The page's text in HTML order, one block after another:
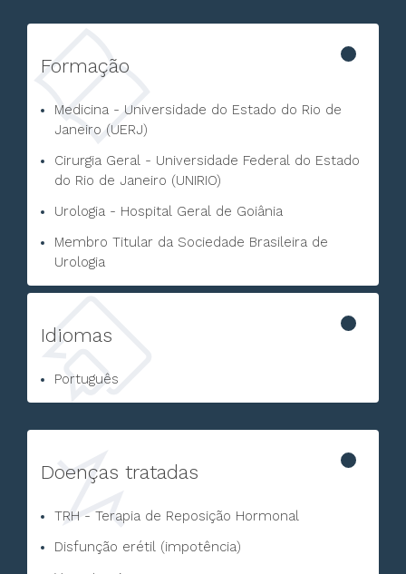
Formação
Medicina - Universidade do Estado do Rio de
Janeiro (UERJ)
Cirurgia Geral - Universidade Federal do Estado
do Rio de Janeiro (UNIRIO)
Urologia - Hospital Geral de Goiânia
Membro Titular da Sociedade Brasileira de
Urologia
Idiomas
Português
Doenças tratadas
TRH - Terapia de Reposição Hormonal
Disfunção erétil (impotência)